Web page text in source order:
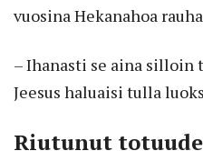
vuosina Hekanahoa
– Ihanasti se aina
Jeesus haluaisi tulla
Riutunut